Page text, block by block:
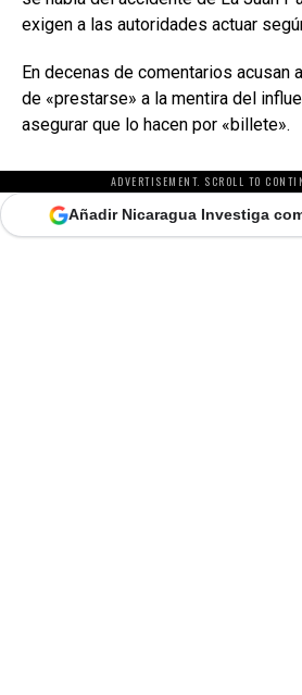
exigen a las autoridades actuar
En decenas de comentarios acusan
de «prestarse» a la mentira del
asegurar que lo hacen por «billete».
ADVERTISEMENT. SCROLL TO
Añadir Nicaragua Investiga